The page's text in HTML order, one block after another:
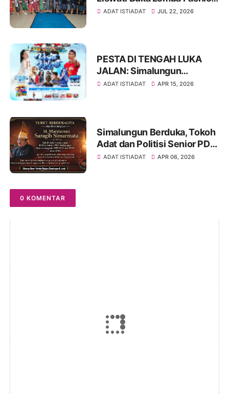
Show Pakaian Adat
ADAT ISTIADAT JUL 22, 2026
PESTA DI TENGAH LUKA
JALAN: Simalungun
Rayakan HUT ke-193,
ADAT ISTIADAT APR 15, 2026
Simalungun Berduka, Tokoh
Adat dan Politisi Senior PDIP
St Marsiaman Saragih
ADAT ISTIADAT APR 06, 2026
0 KOMENTAR